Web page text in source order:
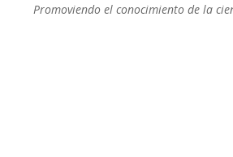
Promoviendo el conocimiento de la